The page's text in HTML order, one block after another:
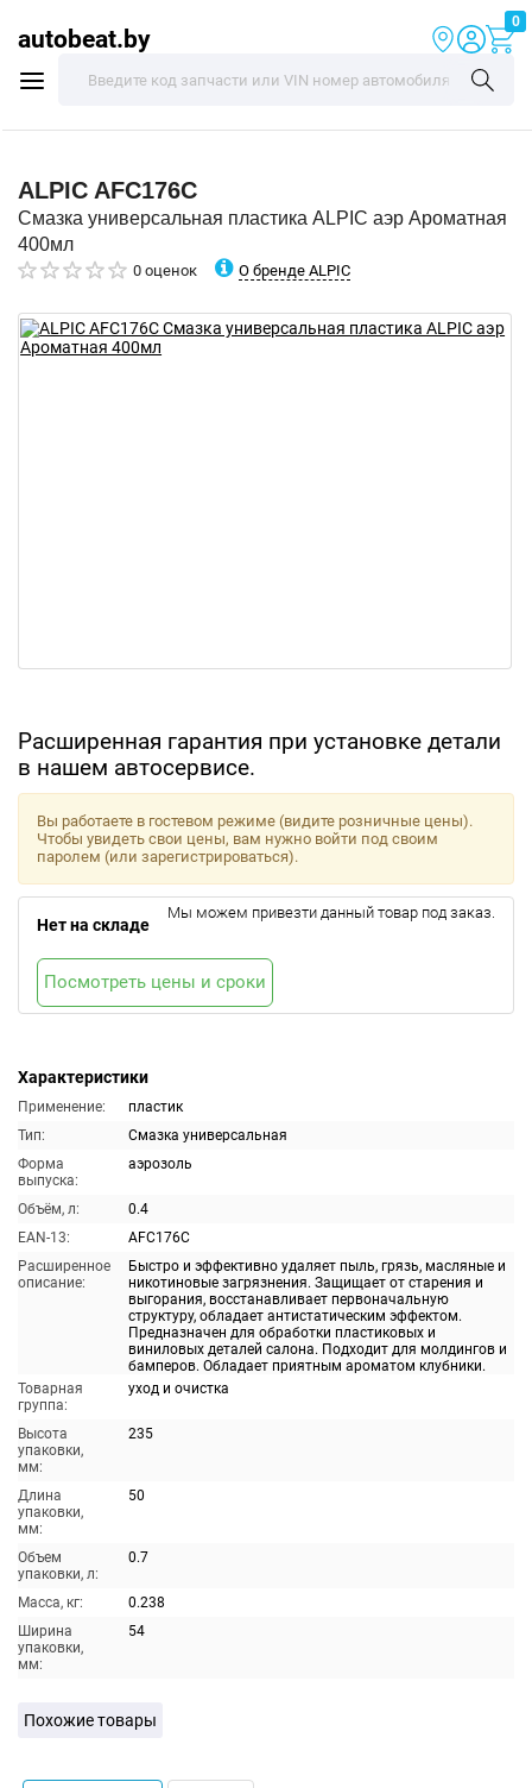
autobeat.by
0
ALPIC AFC176C
Смазка универсальная пластика ALPIC аэр Ароматная
400мл
0 оценок О бренде ALPIC
Расширенная гарантия при установке детали
в нашем автосервисе.
Характеристики
Применение:
пластик
Тип:
Смазка универсальная
Форма
выпуска:
аэрозоль
Объём, л:
0.4
EAN-13:
AFC176C
Расширенное
описание:
Быстро и эффективно удаляет пыль, грязь, масляные и
никотиновые загрязнения. Защищает от старения и
выгорания, восстанавливает первоначальную
структуру, обладает антистатическим эффектом.
Предназначен для обработки пластиковых и
виниловых деталей салона. Подходит для молдингов и
бамперов. Обладает приятным ароматом клубники.
Товарная
группа:
уход и очистка
Высота
упаковки,
мм:
235
Длина
упаковки,
мм:
50
Объем
упаковки, л:
0.7
Масса, кг:
0.238
Ширина
упаковки,
мм:
54
Вы работаете в гостевом режиме (видите розничные цены).
Чтобы увидеть свои цены, вам нужно войти под своим
паролем (или зарегистрироваться).
Нет на складе
Мы можем привезти данный товар под заказ.
Посмотреть цены и сроки
Похожие товары